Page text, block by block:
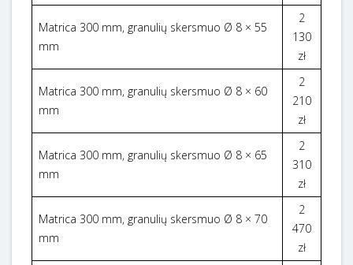
Matrica 300 mm, granulių skersmuo Ø 8 × 55
mm
2
130
zł
Matrica 300 mm, granulių skersmuo Ø 8 × 60
mm
2
210
zł
Matrica 300 mm, granulių skersmuo Ø 8 × 65
mm
2
310
zł
Matrica 300 mm, granulių skersmuo Ø 8 × 70
mm
2
470
zł